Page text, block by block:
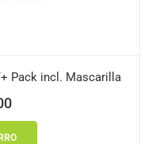
Pack incl. Mascarilla